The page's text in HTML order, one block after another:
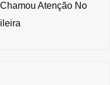
Atenção No